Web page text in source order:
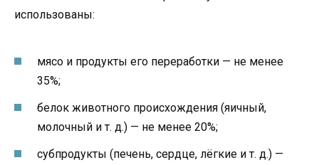
использованы:
мясо и продукты его переработки — не менее
35%;
белок животного происхождения (яичный,
молочный и т. д.) — не менее 20%;
субпродукты (печень, сердце, лёгкие и т. д.) —